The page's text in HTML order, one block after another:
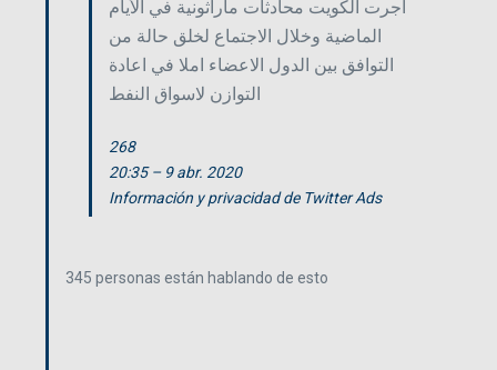
اجرت الكويت محادثات ماراثونية في الأيام
الماضية وخلال الاجتماع لخلق حالة من
التوافق بين الدول الاعضاء املا في اعادة
التوازن لاسواق النفط
268
20:35 – 9 abr. 2020
Información y privacidad de Twitter Ads
345 personas están hablando de esto